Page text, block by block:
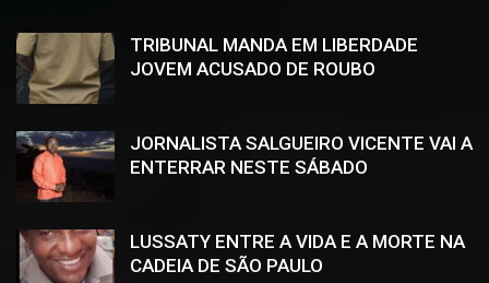
TRIBUNAL MANDA EM LIBERDADE
JOVEM ACUSADO DE ROUBO
JORNALISTA SALGUEIRO VICENTE VAI A
ENTERRAR NESTE SÁBADO
LUSSATY ENTRE A VIDA E A MORTE NA
CADEIA DE SÃO PAULO